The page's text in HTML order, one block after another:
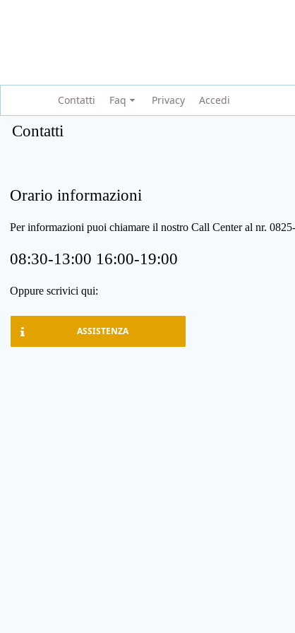
Contatti Faq Privacy Accedi
Contatti
Orario informazioni
Per informazioni puoi chiamare il nostro Call Center al nr.
08:30-13:00 16:00-19:00
Oppure scrivici qui:
ASSISTENZA